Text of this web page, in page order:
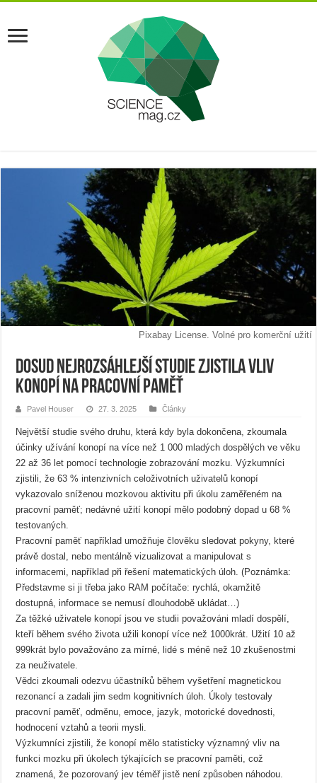
Pixabay License. Volné pro komerční užití
Dosud nejrozsáhlejší studie zjistila vliv
konopí na pracovní paměť
Pavel Houser 27. 3. 2025 Články
Největší studie svého druhu, která kdy byla dokončena, zkoumala
účinky užívání konopí na více než 1 000 mladých dospělých ve věku
22 až 36 let pomocí technologie zobrazování mozku. Výzkumníci
zjistili, že 63 % intenzivních celoživotních uživatelů konopí
vykazovalo sníženou mozkovou aktivitu při úkolu zaměřeném na
pracovní paměť; nedávné užití konopí mělo podobný dopad u 68 %
testovaných.
Pracovní paměť například umožňuje člověku sledovat pokyny, které
právě dostal, nebo mentálně vizualizovat a manipulovat s
informacemi, například při řešení matematických úloh. (Poznámka:
Představme si ji třeba jako RAM počítače: rychlá, okamžitě
dostupná, informace se nemusí dlouhodobě ukládat…)
Za těžké uživatele konopí jsou ve studii považováni mladí dospělí,
kteří během svého života užili konopí více než 1000krát. Užití 10 až
999krát bylo považováno za mírné, lidé s méně než 10 zkušenostmi
za neuživatele.
Vědci zkoumali odezvu účastníků během vyšetření magnetickou
rezonancí a zadali jim sedm kognitivních úloh. Úkoly testovaly
pracovní paměť, odměnu, emoce, jazyk, motorické dovednosti,
hodnocení vztahů a teorii mysli.
Výzkumníci zjistili, že konopí mělo statisticky významný vliv na
funkci mozku při úkolech týkajících se pracovní paměti, což
znamená, že pozorovaný jev téměř jistě není způsoben náhodou.